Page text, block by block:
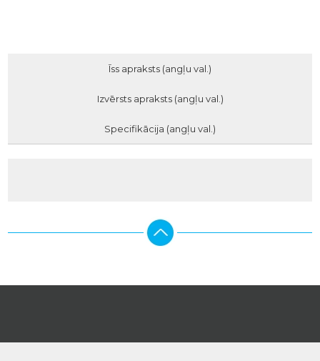
Īss apraksts (angļu val.)
Izvērsts apraksts (angļu val.)
Specifikācija (angļu val.)